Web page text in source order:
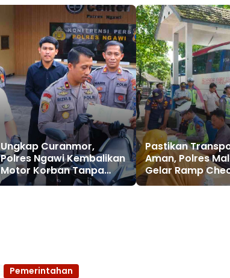
Ungkap Curanmor,
Polres Ngawi Kembalikan
Motor Korban Tanpa
Biaya
Pastikan
Aman, Polres
Gelar Ramp
Terminal
Pemerintahan